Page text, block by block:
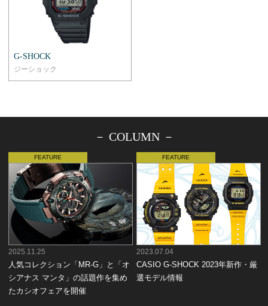
G-SHOCK
ジーショック
－ COLUMN －
2025.11.25
人気コレクション「MR-G」と「オ
シアナス マンタ」の話題作を集め
たカシオフェアを開催
2023.07.04
CASIO G-SHOCK 2023年新作・厳
選モデル情報